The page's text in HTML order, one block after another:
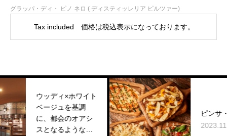
グラッパ・ディ・ ピノ ネロ ( ディスティッレリア ピルツァー)
Tax included 価格は税込表示になっております。
ディ×ホワイト
ジュを基調
都会のオアシ
なるような特
ピンサ・ロマーナ
2023.11.21